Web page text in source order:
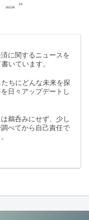
に関するニュースを
いています。
ちにどんな未来を探
日々アップデートし
鵜呑みにせず、少し
べてから自己責任で